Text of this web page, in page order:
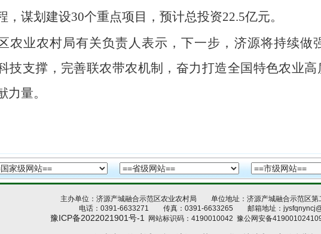
，谋划建设30个重点项目，预计总投资22.5亿元。
农业农村局有关负责人表示，下一步，济源将持续做
技支撑，完善联农带农机制，奋力打造全国特色农业
力量。
主办单位：济源产城融合示范区农业农村局 单位地址：济源产城融合示范区第
电话：0391-6633271 传真：0391-6633265 邮箱地址：
豫ICP备2022021901号-1 网站标识码：4190010042 豫公网安备